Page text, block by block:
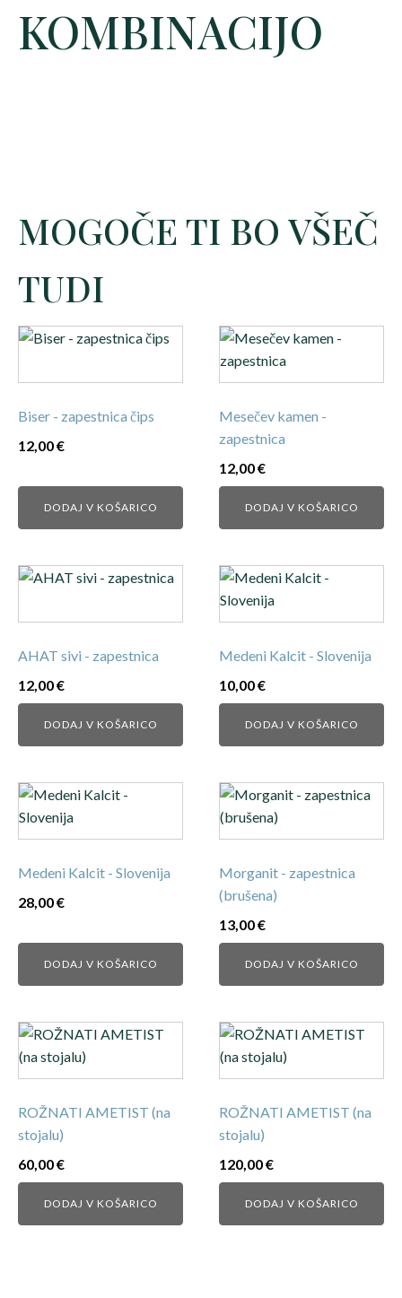
KOMBINACIJO
MOGOČE TI BO VŠEČ
TUDI
Biser - zapestnica čips
12,00€
DODAJ V KOŠARICO
Mesečev kamen -
zapestnica
12,00€
DODAJ V KOŠARICO
AHAT sivi - zapestnica
12,00€
DODAJ V KOŠARICO
Medeni Kalcit - Slovenija
10,00€
DODAJ V KOŠARICO
Medeni Kalcit - Slovenija
28,00€
DODAJ V KOŠARICO
Morganit - zapestnica
(brušena)
13,00€
DODAJ V KOŠARICO
ROŽNATI AMETIST (na
stojalu)
60,00€
DODAJ V KOŠARICO
ROŽNATI AMETIST (na
stojalu)
120,00€
DODAJ V KOŠARICO